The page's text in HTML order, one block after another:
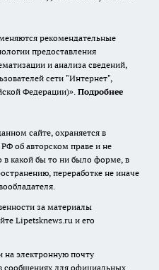
рекомендательные
предоставления
и анализа сведений,
сети "Интернет",
Федерации)». Подробнее
сайте, охраняется в
об авторском праве и не
какой бы то ни было форме, в
переработке не иначе
за материалы
Lipetsknews.ru и его
электронную почту
для официальных